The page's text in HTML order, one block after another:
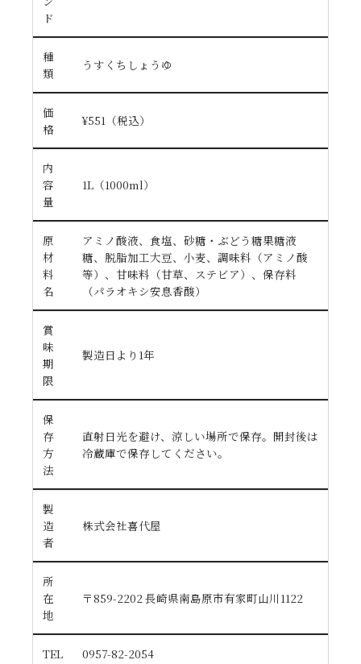
ド
種
類
うすくちしょうゆ
価
格
¥551（税込）
内
容
量
1L（1000ml）
原
材
料
名
アミノ酸液、食塩、砂糖・ぶどう糖果糖液
糖、脱脂加工大豆、小麦、調味料（アミノ酸
等）、甘味料（甘草、ステビア）、保存料
（パラオキシ安息香酸）
賞
味
期
限
製造日より1年
保
存
方
法
直射日光を避け、涼しい場所で保存。開封後は
冷蔵庫で保存してください。
製
造
者
株式会社喜代屋
所
在
地
〒859-2202 長崎県南島原市有家町山川1122
TEL 0957-82-2054